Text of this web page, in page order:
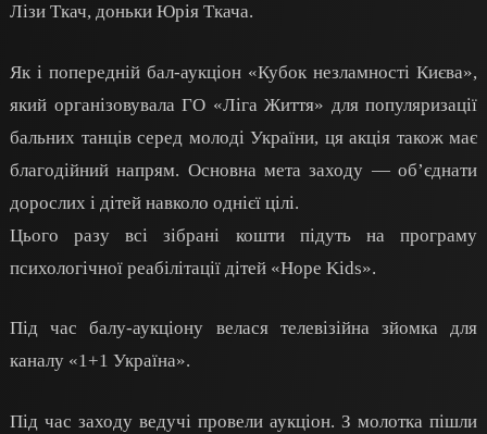
Лізи Ткач, доньки Юрія Ткача.
Як і попередній бал-аукціон «Кубок незламності Києва»,
який організовувала ГО «Ліга Життя» для популяризації
бальних танців серед молоді України, ця акція також має
благодійний напрям. Основна мета заходу — об’єднати
дорослих і дітей навколо однієї цілі.
Цього разу всі зібрані кошти підуть на програму
психологічної реабілітації дітей «Hope Kids».
Під час балу-аукціону велася телевізійна зйомка для
каналу «1+1 Україна».
Під час заходу ведучі провели аукціон. З молотка пішли